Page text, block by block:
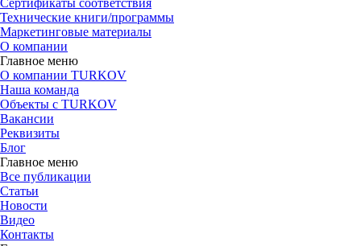
Сертификаты соответствия
Технические книги/программы
Маркетинговые материалы
О компании
Главное меню
О компании TURKOV
Наша команда
Объекты с TURKOV
Вакансии
Реквизиты
Блог
Главное меню
Все публикации
Статьи
Новости
Видео
Контакты